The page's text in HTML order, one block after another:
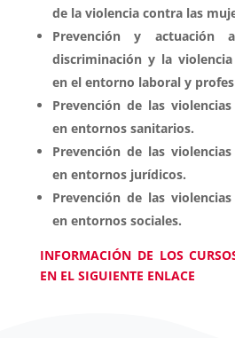
de la violencia contra las
Prevención y actuación
discriminación y la
en el entorno laboral y
Prevención de las
en entornos sanitarios.
Prevención de las
en entornos jurídicos.
Prevención de las
en entornos sociales.
INFORMACIÓN DE LOS
EN EL SIGUIENTE ENLACE